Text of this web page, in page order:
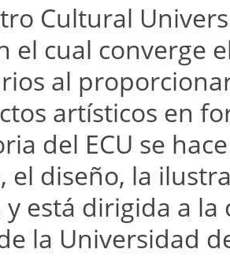
Cultural
el cual converge
al
artísticos en
del ECU se
el diseño, la
y está dirigida a
la Universidad